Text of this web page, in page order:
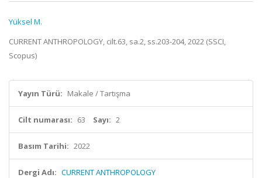
Yüksel M.
CURRENT ANTHROPOLOGY, cilt.63, sa.2, ss.203-204, 2022 (SSCI,
Scopus)
Yayın Türü: Makale / Tartışma
Cilt numarası: 63 Sayı: 2
Basım Tarihi: 2022
Dergi Adı: CURRENT ANTHROPOLOGY